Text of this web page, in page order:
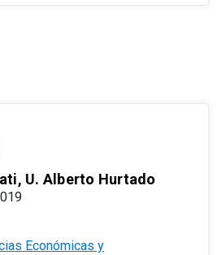
U. Alberto Hurtado
Económicas y